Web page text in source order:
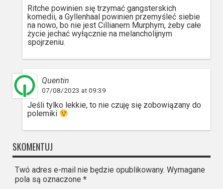
Ritche powinien się trzymać gangsterskich
komedii, a Gyllenhaal powinien przemyśleć siebie
na nowo, bo nie jest Cillianem Murphym, żeby całe
życie jechać wyłącznie na melancholijnym
spojrzeniu.
Quentin
07/08/2023 at 09:39
Jeśli tylko lekkie, to nie czuję się zobowiązany do
polemiki
SKOMENTUJ
Twó adres e-mail nie będzie opublikowany. Wymagane
pola są oznaczone *